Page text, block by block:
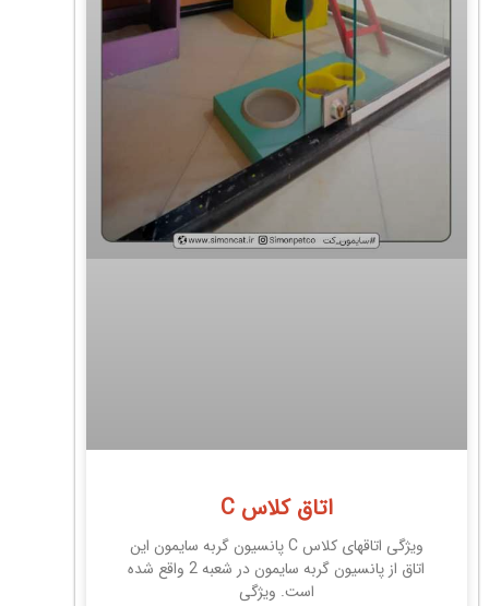
اتاق کلاس C
ویژگی اتاقهای کلاس C پانسیون گربه سایمون این
اتاق از پانسیون گربه سایمون در شعبه 2 واقع شده
است. ویژگی